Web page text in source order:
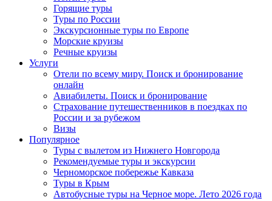
Горящие туры
Туры по России
Экскурсионные туры по Европе
Морские круизы
Речные круизы
Услуги
Отели по всему миру. Поиск и бронирование
онлайн
Авиабилеты. Поиск и бронирование
Страхование путешественников в поездках по
России и за рубежом
Визы
Популярное
Туры с вылетом из Нижнего Новгорода
Рекомендуемые туры и экскурсии
Черноморское побережье Кавказа
Туры в Крым
Автобусные туры на Черное море. Лето 2026 года